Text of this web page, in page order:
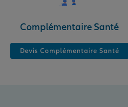
Complémentaire Santé
Devis Complémentaire Santé